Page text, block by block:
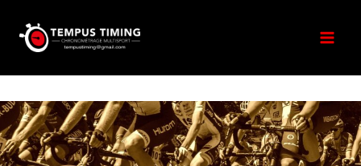
contenu